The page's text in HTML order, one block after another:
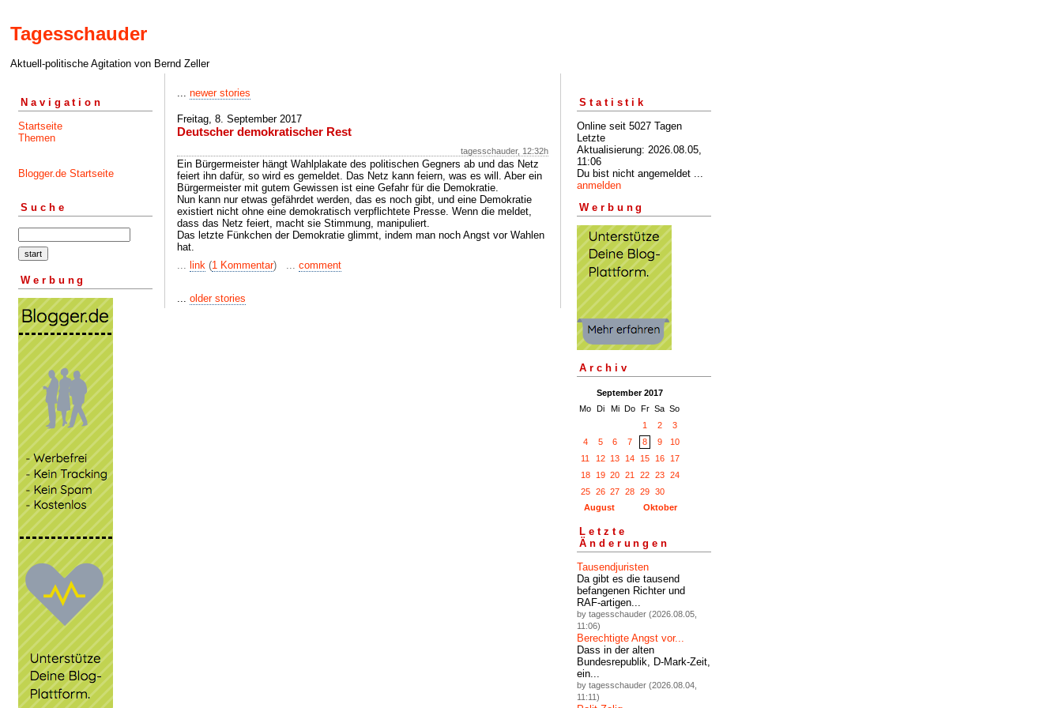
Tagesschauder
Aktuell-politische Agitation von Bernd Zeller
Navigation
Startseite
Themen
Blogger.de Startseite
Suche
Werbung
... newer stories
Freitag, 8. September 2017
Deutscher demokratischer Rest
tagesschauder, 12:32h
Ein Bürgermeister hängt Wahlplakate des politischen Gegners ab und das Netz
feiert ihn dafür, so wird es gemeldet. Das Netz kann feiern, was es will. Aber ein
Bürgermeister mit gutem Gewissen ist eine Gefahr für die Demokratie.
Nun kann nur etwas gefährdet werden, das es noch gibt, und eine Demokratie
existiert nicht ohne eine demokratisch verpflichtete Presse. Wenn die meldet,
dass das Netz feiert, macht sie Stimmung, manipuliert.
Das letzte Fünkchen der Demokratie glimmt, indem man noch Angst vor Wahlen
hat.
... link (1 Kommentar) ... comment
... older stories
Statistik
Online seit 5027 Tagen
Letzte
Aktualisierung: 2026.08.05,
11:06
Du bist nicht angemeldet ...
anmelden
Werbung
Archiv
September 2017
Mo Di Mi Do Fr Sa So
1
2
3
4
5 6 7 8 9
10
11
12 13 14 15 16
17
18
19 20 21 22 23
24
25
26 27 28 29 30
August
Oktober
Letzte
Änderungen
Tausendjuristen
Da gibt es die tausend
befangenen Richter und
RAF-artigen...
by tagesschauder (2026.08.05,
11:06)
Berechtigte Angst vor...
Dass in der alten
Bundesrepublik, D-Mark-Zeit,
ein...
by tagesschauder (2026.08.04,
11:11)